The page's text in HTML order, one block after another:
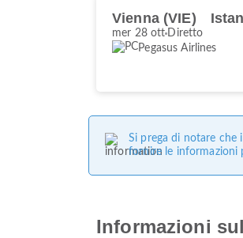
Vienna (VIE)
mer 28 ott Diretto
Pegasus Airlines
Si prega di notare che
fornire le informazioni
Informazioni